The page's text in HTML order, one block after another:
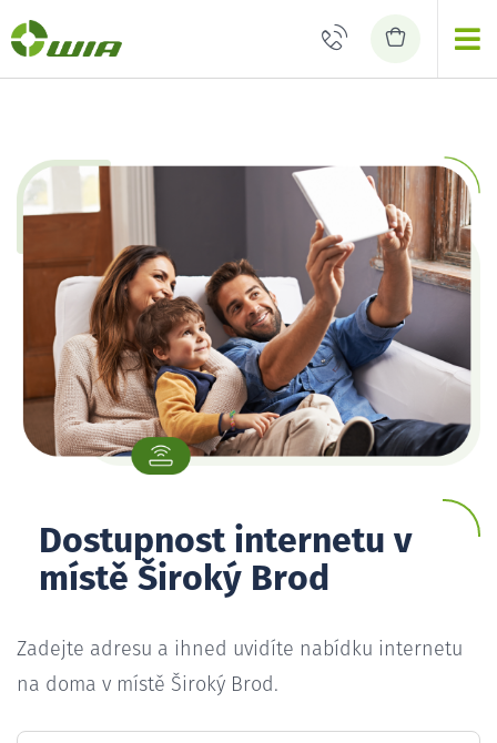
Dostupnost internetu v
místě Široký Brod
Zadejte adresu a ihned uvidíte nabídku internetu
na doma v místě Široký Brod.